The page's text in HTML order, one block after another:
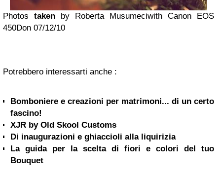
Photos taken by Roberta Musumeciwith Canon EOS
450Don 07/12/10
Potrebbero interessarti anche :
Bomboniere e creazioni per matrimoni... di un certo
fascino!
XJR by Old Skool Customs
Di inaugurazioni e ghiaccioli alla liquirizia
La guida per la scelta di fiori e colori del tuo
Bouquet